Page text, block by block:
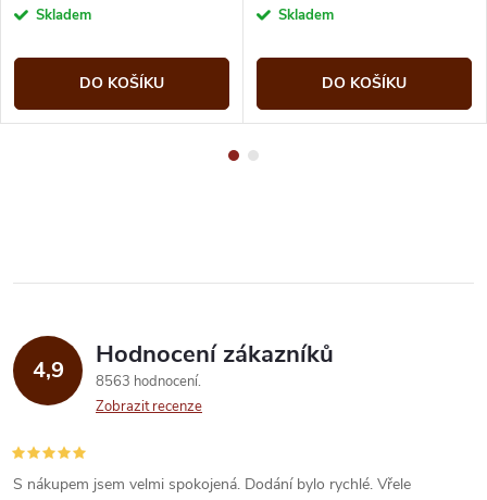
cena:Skladem
DO KOŠÍKU
cena:Skladem
DO KOŠÍKU
4,9 Hodnocení zákazníků
8563 hodnocení
Zobrazit recenze
S nákupem jsem velmi spokojená. Dodání bylo rychlé. Vřele